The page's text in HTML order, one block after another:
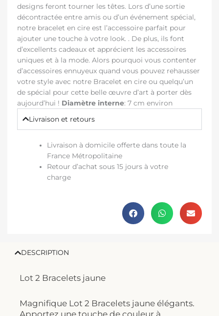
designs feront tourner les têtes. Lors d’une sortie
décontractée entre amis ou d’un événement spécial,
notre bracelet en cire est l’accessoire parfait pour
ajouter une touche à votre look. . De plus, ils font
d’excellents cadeaux et apprécient les accessoires
uniques et à la mode. Alors pourquoi vous contenter
d’accessoires ennuyeux quand vous pouvez rehausser
votre style avec notre Bracelet en cire ou quelqu’un
de spécial pour cette belle œuvre d’art à porter dès
aujourd’hui ! Diamètre interne: 7 cm environ
Livraison et retours
Livraison à domicile offerte dans toute la
France Métropolitaine
Retour d’achat sous 15 jours à votre
charge
DESCRIPTION
Lot 2 Bracelets jaune
Magnifique Lot 2 Bracelets jaune élégants.